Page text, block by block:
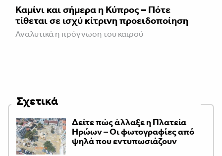
Καμίνι και σήμερα η Κύπρος – Πότε
τίθεται σε ισχύ κίτρινη προειδοποίηση
Αναλυτικά η πρόγνωση του καιρού
Σχετικά
Δείτε πώς άλλαξε η Πλατεία
Ηρώων – Οι φωτογραφίες από
ψηλά που εντυπωσιάζουν